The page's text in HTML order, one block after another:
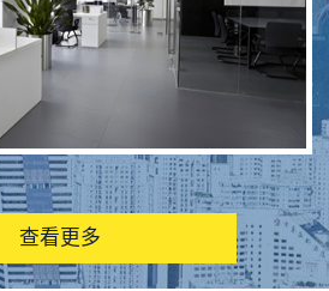
图书馆RFID电子标签管理系统
查看更多